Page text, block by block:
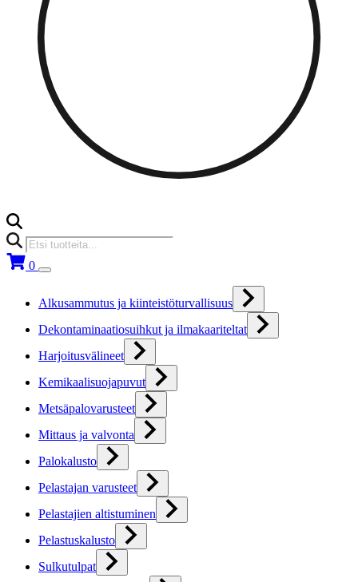
Products
search
0
Alkusammutus ja kiinteistöturvallisuus
Dekontaminaatiosuihkut ja ilmakaariteltat
Harjoitusvälineet
Kemikaalisuojapuvut
Metsäpalovarusteet
Mittaus ja valvonta
Palokalusto
Pelastajan varusteet
Pelastajien altistuminen
Pelastuskalusto
Sulkutulpat